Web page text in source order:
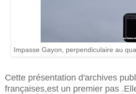
Impasse Gayon, perpendiculaire au
Cette présentation d'archives
françaises,est un premier pas